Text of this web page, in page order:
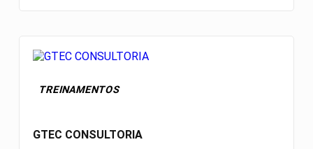
TREINAMENTOS
GTEC CONSULTORIA